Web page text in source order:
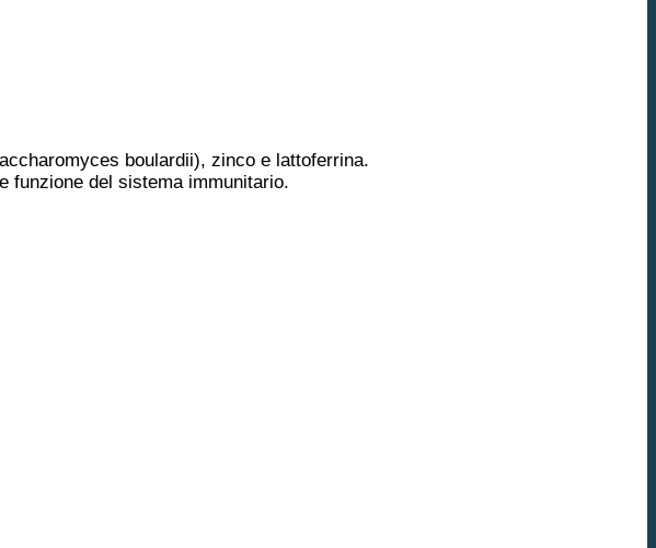
boulardii), zinco e lattoferrina.
funzione del sistema immunitario.